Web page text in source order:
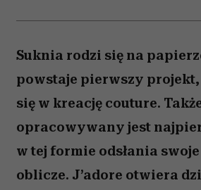
Suknia rodzi się na
powstaje pierwszy
się w kreację couture.
opracowywany jest
w tej formie odsłania swoje
oblicze. J’adore otwiera